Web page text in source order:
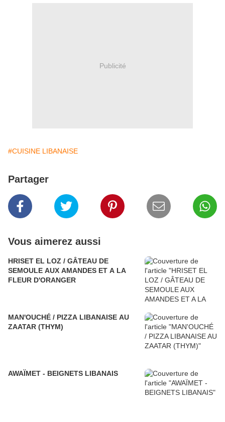
Publicité
#CUISINE LIBANAISE
Partager
Vous aimerez aussi
HRISET EL LOZ / GÂTEAU DE
SEMOULE AUX AMANDES ET A LA
FLEUR D'ORANGER
MAN'OUCHÉ / PIZZA LIBANAISE AU
ZAATAR (THYM)
AWAÏMET - BEIGNETS LIBANAIS